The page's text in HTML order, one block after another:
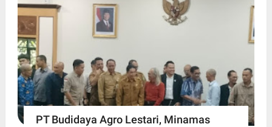
PT Budidaya Agro Lestari, Minamas